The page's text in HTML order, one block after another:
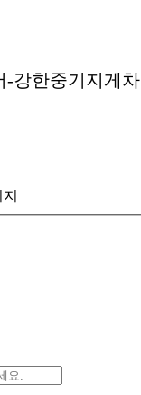
-강한중기지게차